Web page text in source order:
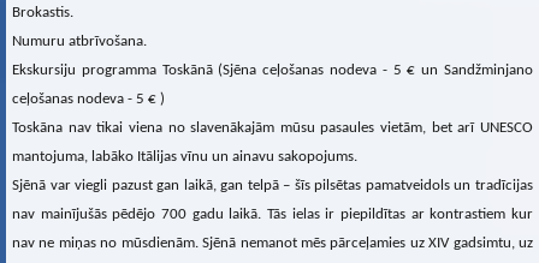
Brokastis.
Numuru atbrīvošana.
Ekskursiju programma Toskānā (Sjēna ceļošanas nodeva - 5 € un Sandžminjano
ceļošanas nodeva - 5 € )
Toskāna nav tikai viena no slavenākajām mūsu pasaules vietām, bet arī UNESCO
mantojuma, labāko Itālijas vīnu un ainavu sakopojums.
Sjēnā var viegli pazust gan laikā, gan telpā – šīs pilsētas pamatveidols un tradīcijas
nav mainījušās pēdējo 700 gadu laikā. Tās ielas ir piepildītas ar kontrastiem kur
nav ne miņas no mūsdienām. Sjēnā nemanot mēs pārceļamies uz XIV gadsimtu, uz